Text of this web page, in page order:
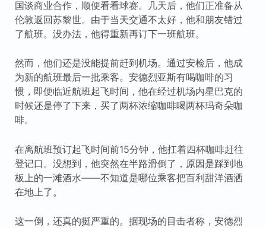
国谈商业合作，顺便看看球赛。几天后，他们正准备从
伦敦返回苏黎世。由于当天交通不太好，他和朋友错过
了航班。没办法，他得重新再订下一班航班。
然而，他们还是没能提前赶到机场。通过安检后，他成
为新的航班最后一批乘客。安德烈亚斯有喝咖啡的习
惯，即便临近航班起飞时间，他在经过机场内星巴克的
时候还是停了下来，买了两杯浓缩咖啡喝两杯玛奇朵咖
啡。
在离航班预订起飞时间前15分钟，他扛着四杯咖啡赶往
登记口。没想到，他突然在半路滑倒了，原因是踩到地
板上的一滩酒水——不知道是哪位乘客把百利甜洋酒洒
在地上了。
这一倒，还真的挺严重的。据现场的目击者称，安德烈